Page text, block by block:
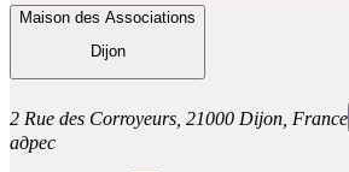
Maison des Associations
Dijon
2 Rue des Corroyeurs, 21000 Dijon, France
адрес